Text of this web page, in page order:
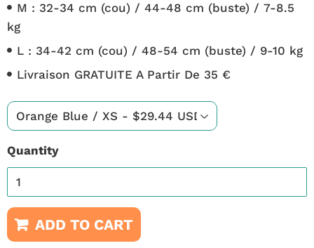
M : 32-34 cm (cou) / 44-48 cm (buste) / 7-8.5
kg
L : 34-42 cm (cou) / 48-54 cm (buste) / 9-10 kg
Livraison GRATUITE A Partir De 35 €
Quantity
ADD TO CART